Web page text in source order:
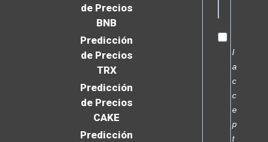
de Precios
BNB
Predicción
de Precios
TRX
Predicción
de Precios
CAKE
Predicción
I
a
c
c
e
p
t